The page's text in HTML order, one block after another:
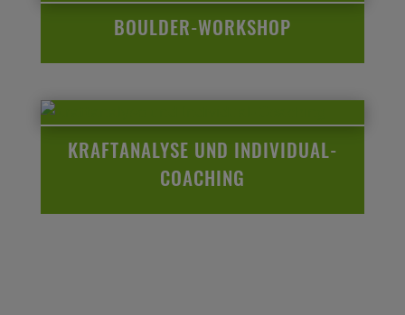
BOULDER-WORKSHOP
KRAFTANALYSE UND INDIVIDUAL-
COACHING